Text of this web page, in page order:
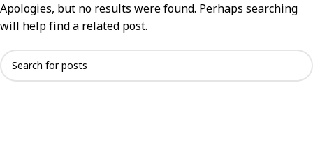
Apologies, but no results were found. Perhaps searching
will help find a related post.